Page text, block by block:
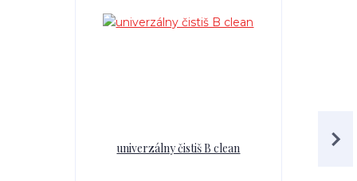
univerzálny čistiš B clean